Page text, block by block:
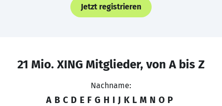
Jetzt registrieren
21 Mio. XING Mitglieder, von A bis Z
Nachname:
A B C D E F G H I J K L M N O P